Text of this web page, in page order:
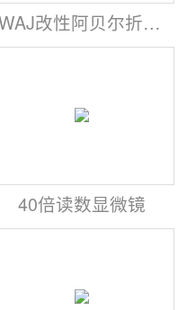
2WAJ改性阿贝尔折射仪
40倍读数显微镜